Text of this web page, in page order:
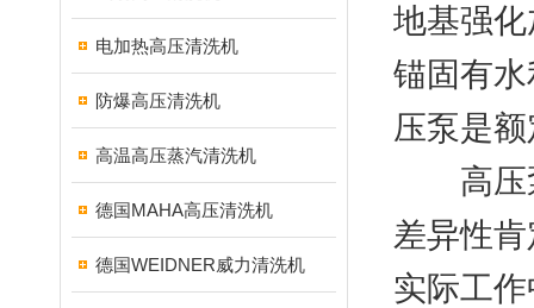
电加热高压清洗机
防爆高压清洗机
高温高压蒸汽清洗机
德国MAHA高压清洗机
德国WEIDNER威力清洗机
地基强
锚固有
压泵是
高压泵
差异性
实际工